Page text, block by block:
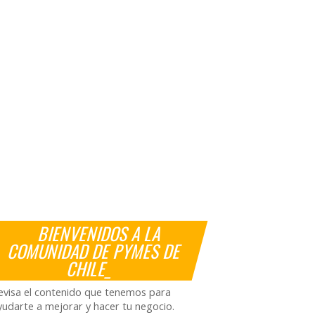
BIENVENIDOS A LA
COMUNIDAD DE PYMES DE
CHILE_
el contenido que tenemos para
a mejorar y hacer tu negocio.